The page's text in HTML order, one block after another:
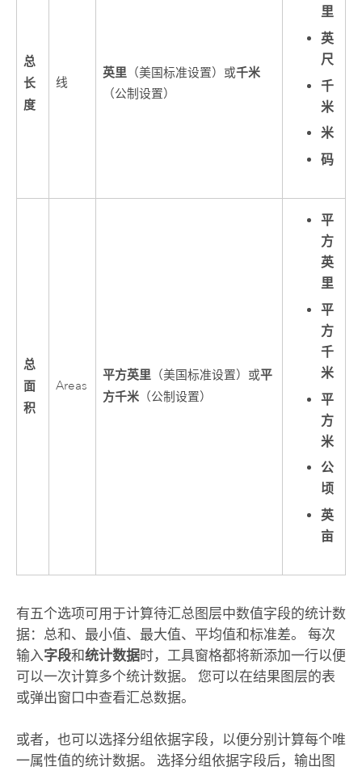
总
长
度
线
英里 （美国标准设置）或千米
（公制设置）
里
英
尺
千
米
米
码
总
面
积
Areas
平方英里 （美国标准设置）或平
方千米 （公制设置）
平
方
英
里
平
方
千
米
平
方
米
公
顷
英
亩
有五个选项可用于计算待汇总图层中数值字段的统计数
据：总和、最小值、最大值、平均值和标准差。 每次
输入字段和统计数据时，工具窗格都将新添加一行以便
可以一次计算多个统计数据。 您可以在结果图层的表
或弹出窗口中查看汇总数据。
或者，也可以选择分组依据字段，以便分别计算每个唯
一属性值的统计数据。 选择分组依据字段后，输出图